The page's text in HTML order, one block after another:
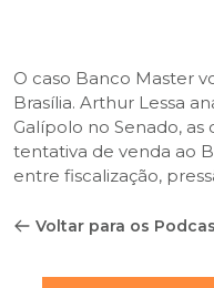
O caso Banco Master
Brasília. Arthur Lessa
Galípolo no Senado, as
tentativa de venda ao
entre fiscalização,
Voltar para os